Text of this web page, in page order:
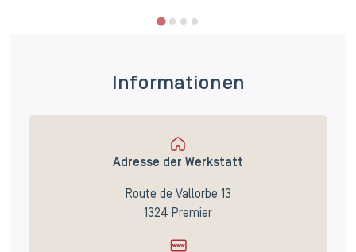
Informationen
Adresse der Werkstatt
Route de Vallorbe 13
1324 Premier